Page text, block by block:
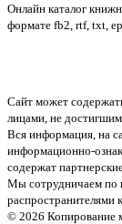
Онлайн каталог
формате fb2, rtf, txt,
Сайт может
лицами, не
Вся информация, на
информационно-
содержат
Мы сотрудничаем по
распространителями
© 2026 Копирование